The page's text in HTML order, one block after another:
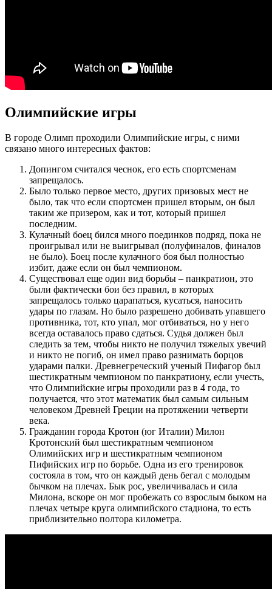
Олимпийские игры
В городе Олимп проходили Олимпийские игры, с ними
связано много интересных фактов:
Допингом считался чеснок, его есть спортсменам
запрещалось.
Было только первое место, других призовых мест не
было, так что если спортсмен пришел вторым, он был
таким же призером, как и тот, который пришел
последним.
Кулачный боец бился много поединков подряд, пока не
проигрывал или не выигрывал (полуфиналов, финалов
не было). Боец после кулачного боя был полностью
избит, даже если он был чемпионом.
Существовал еще один вид борьбы – панкратион, это
были фактически бои без правил, в которых
запрещалось только царапаться, кусаться, наносить
удары по глазам. Но было разрешено добивать упавшего
противника, тот, кто упал, мог отбиваться, но у него
всегда оставалось право сдаться. Судья должен был
следить за тем, чтобы никто не получил тяжелых увечий
и никто не погиб, он имел право разнимать борцов
ударами палки. Древнегреческий ученый Пифагор был
шестикратным чемпионом по панкратиону, если учесть,
что Олимпийские игры проходили раз в 4 года, то
получается, что этот математик был самым сильным
человеком Древней Греции на протяжении четверти
века.
Гражданин города Кротон (юг Италии) Милон
Кротонский был шестикратным чемпионом
Олимийских игр и шестикратным чемпионом
Пифийских игр по борьбе. Одна из его тренировок
состояла в том, что он каждый день бегал с молодым
бычком на плечах. Бык рос, увеличивалась и сила
Милона, вскоре он мог пробежать со взрослым быком на
плечах четыре круга олимпийского стадиона, то есть
приблизительно полтора километра.